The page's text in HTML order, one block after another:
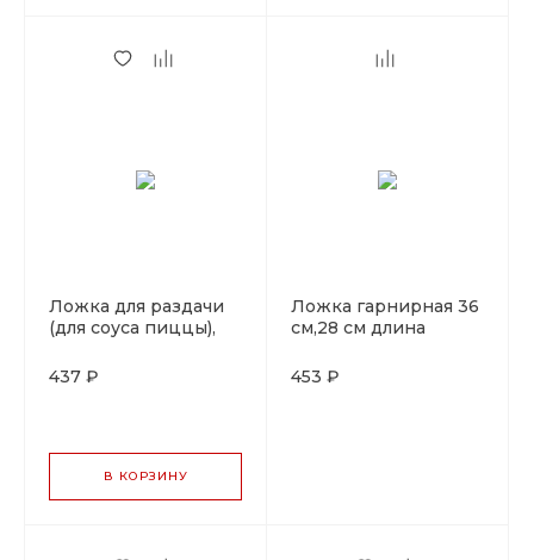
Ложка для раздачи
(для соуса пиццы),
бежевая, P.L. Proff
437 ₽
В КОРЗИНУ
Ложка гарнирная 36
см,28 см длина
нержавейка, P.L.
453 ₽